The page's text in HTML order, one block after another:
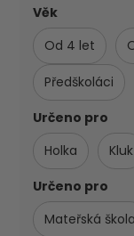
Věk
Od 4 let
Předškoláci
Určeno pro
Holka
Kluk
Určeno pro
Mateřská škola